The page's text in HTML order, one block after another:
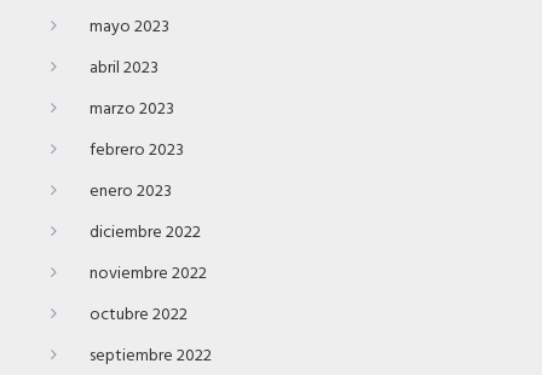
mayo 2023
abril 2023
marzo 2023
febrero 2023
enero 2023
diciembre 2022
noviembre 2022
octubre 2022
septiembre 2022